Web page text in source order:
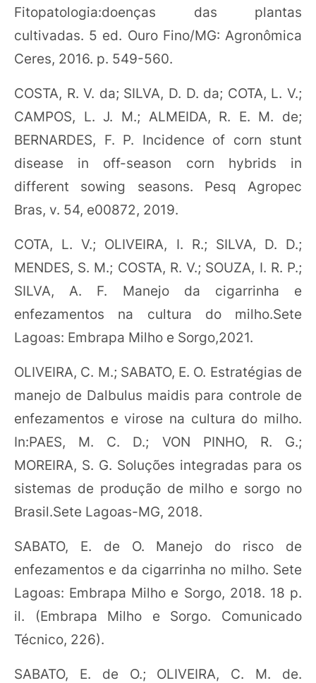
Fitopatologia:doenças das plantas
cultivadas. 5 ed. Ouro Fino/MG: Agronômica
Ceres, 2016. p. 549-560.
COSTA, R. V. da; SILVA, D. D. da; COTA, L. V.;
CAMPOS, L. J. M.; ALMEIDA, R. E. M. de;
BERNARDES, F. P. Incidence of corn stunt
disease in off-season corn hybrids in
different sowing seasons. Pesq Agropec
Bras, v. 54, e00872, 2019.
COTA, L. V.; OLIVEIRA, I. R.; SILVA, D. D.;
MENDES, S. M.; COSTA, R. V.; SOUZA, I. R. P.;
SILVA, A. F. Manejo da cigarrinha e
enfezamentos na cultura do milho.Sete
Lagoas: Embrapa Milho e Sorgo,2021.
OLIVEIRA, C. M.; SABATO, E. O. Estratégias de
manejo de Dalbulus maidis para controle de
enfezamentos e virose na cultura do milho.
In:PAES, M. C. D.; VON PINHO, R. G.;
MOREIRA, S. G. Soluções integradas para os
sistemas de produção de milho e sorgo no
Brasil.Sete Lagoas-MG, 2018.
SABATO, E. de O. Manejo do risco de
enfezamentos e da cigarrinha no milho. Sete
Lagoas: Embrapa Milho e Sorgo, 2018. 18 p.
il. (Embrapa Milho e Sorgo. Comunicado
Técnico, 226).
SABATO, E. de O.; OLIVEIRA, C. M. de.